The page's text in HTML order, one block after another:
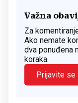
Važna
Za
Ako nemate
dva ponuđena
koraka.
Prijavite se